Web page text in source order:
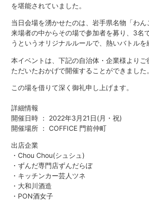
を堪能されていました。
当日会場を湧かせたのは、岩手県名物「わん
来場者の中からその場で参加者を募り、3名
うというオリジナルルールで、熱いバトルを
本イベントは、下記の自治体・企業様より
ただいたおかげで開催することができました。
この場を借りて深く御礼申し上げます。
詳細情報
開催日時 ： 2022年3月21日(月・祝)
開催場所 ： COFFICE 門前仲町
出店企業
・Chou Chou(シュシュ)
・ずんだ専門店ずんだらぼ
・キッチンカー芸人ツネ
・大和川酒造
・PON酒女子